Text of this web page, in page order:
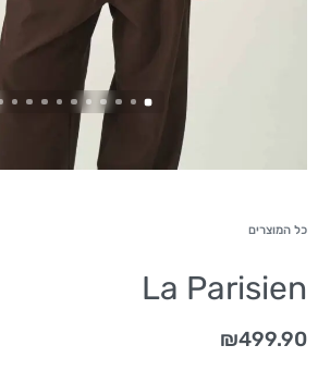
כל המוצרים
La Parisien
₪499.90